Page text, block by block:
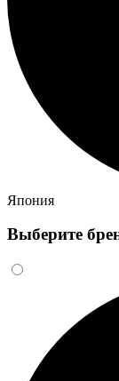
Япония
Выберите